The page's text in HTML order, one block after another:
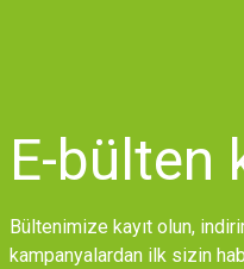
E-bülten
Bültenimize kayıt olun,
kampanyalardan ilk sizin